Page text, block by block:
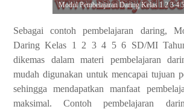
Modul Pembelajaran Daring Kelas 1 2 3 4
Sebagai contoh pembelajaran daring,
Daring Kelas 1 2 3 4 5 6 SD/MI
dikemas dalam materi pembelajaran
mudah digunakan untuk mencapai tujuan
sehingga mendapatkan manfaat
maksimal. Contoh pembelajaran